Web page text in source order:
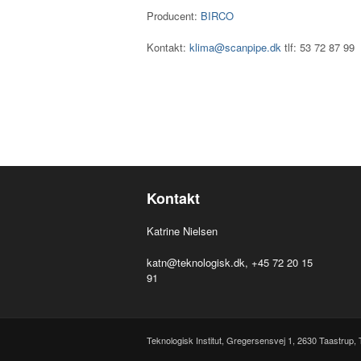
Producent: BIRCO
Kontakt: klima@scanpipe.dk tlf: 53 72 87 99
Kontakt
Katrine Nielsen
katn@teknologisk.dk, +45 72 20 15
91
Teknologisk Institut, Gregersensvej 1, 2630Taastrup,